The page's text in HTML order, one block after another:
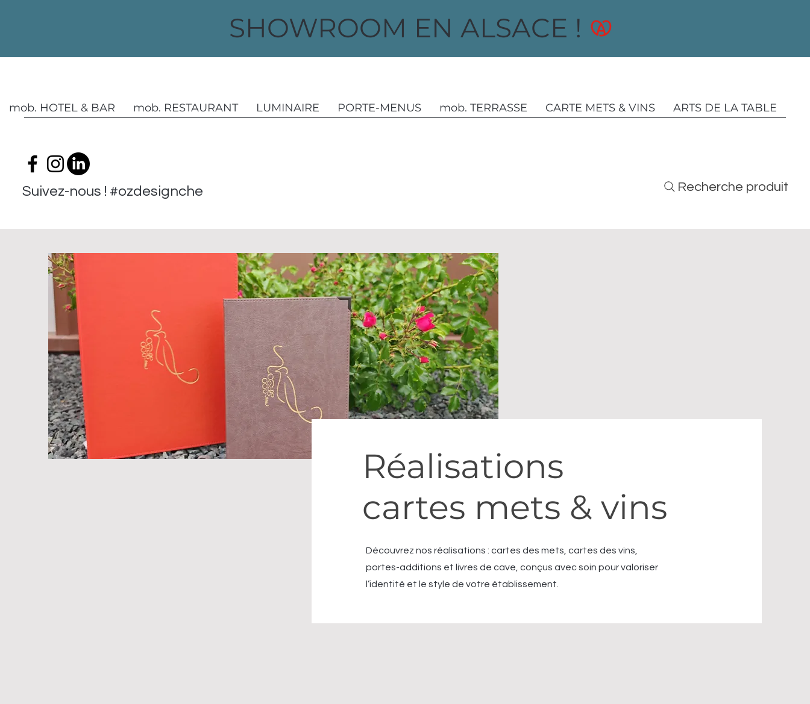
SHOWROOM EN ALSACE !
Suivez-nous ! #ozdesignchezvous
mob. HOTEL & BAR mob. RESTAURANT LUMINAIRE PORTE-MENUS mob. TERRASSE CARTE METS & VINS ARTS DE LA TABLE
Recherche produit
Réalisations
cartes mets & vins
Découvrez nos réalisations : cartes des mets, cartes des vins,
portes-additions et livres de cave, conçus avec soin pour valoriser
l’identité et le style de votre établissement.